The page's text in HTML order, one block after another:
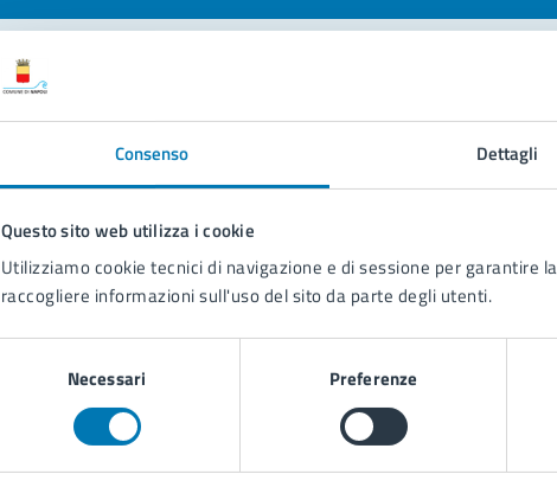
Consenso Dettagli
Questo sito web utilizza i cookie
Utilizziamo cookie tecnici di navigazione e di sessione per garantire
raccogliere informazioni sull'uso del sito da parte degli utenti.
Necessari Preferenze
Contatta il comune
Richiedi assistenza
Prenota appuntamento
Problemi in città
Segnala disservizio